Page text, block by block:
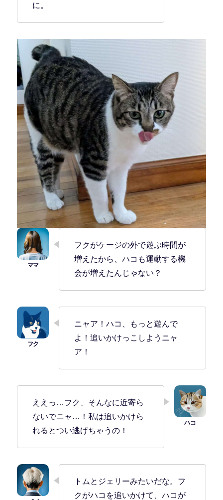
に。
フクがケージの外で遊ぶ時間が
増えたから、ハコも運動する機
会が増えたんじゃない？
ニャア！ハコ、もっと遊んで
よ！追いかけっこしようニャ
ア！
ええっ…フク、そんなに近寄ら
ないでニャ…！私は追いかけら
れるとつい逃げちゃうの！
トムとジェリーみたいだな。フ
クがハコを追いかけて、ハコが